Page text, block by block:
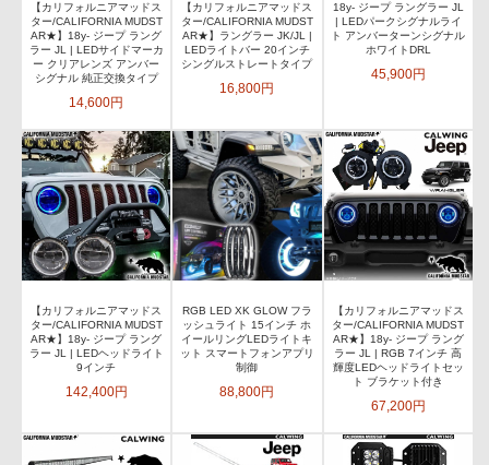
【カリフォルニアマッドス
ター/CALIFORNIA MUDST
AR★】18y- ジープ ラング
ラー JL | LEDサイドマーカ
ー クリアレンズ アンバー
シグナル 純正交換タイプ
14,600円
【カリフォルニアマッドス
ター/CALIFORNIA MUDST
AR★】ラングラー JK/JL |
LEDライトバー 20インチ
シングルストレートタイプ
16,800円
18y- ジープ ラングラー JL
| LEDパークシグナルライ
ト アンバーターンシグナル
ホワイトDRL
45,900円
【カリフォルニアマッドス
ター/CALIFORNIA MUDST
AR★】18y- ジープ ラング
ラー JL | LEDヘッドライト
9インチ
142,400円
RGB LED XK GLOW フラ
ッシュライト 15インチ ホ
イールリングLEDライトキ
ット スマートフォンアプリ
制御
88,800円
【カリフォルニアマッドス
ター/CALIFORNIA MUDST
AR★】18y- ジープ ラング
ラー JL | RGB 7インチ 高
輝度LEDヘッドライトセッ
ト ブラケット付き
67,200円